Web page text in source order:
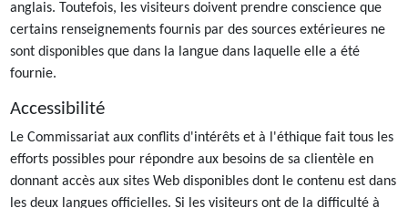
anglais. Toutefois, les visiteurs doivent prendre conscience que
certains renseignements fournis par des sources extérieures ne
sont disponibles que dans la langue dans laquelle elle a été
fournie.
Accessibilité
Le Commissariat aux conflits d'intérêts et à l'éthique fait tous les
efforts possibles pour répondre aux besoins de sa clientèle en
donnant accès aux sites Web disponibles dont le contenu est dans
les deux langues officielles. Si les visiteurs ont de la difficulté à